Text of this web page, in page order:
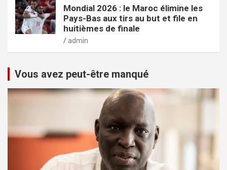
Mondial 2026 : le Maroc élimine les
Pays-Bas aux tirs au but et file en
huitièmes de finale
admin
Vous avez peut-être manqué